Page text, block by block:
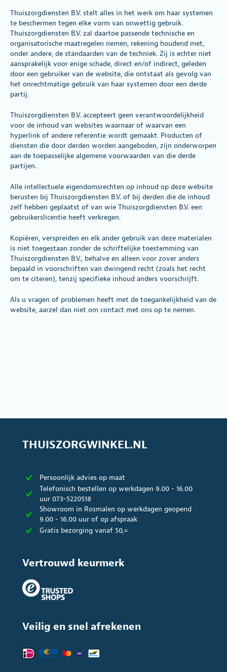
Thuiszorgdiensten B.V. stelt alles in het werk om haar systemen
te beschermen tegen elke vorm van onwettig gebruik.
Thuiszorgdiensten B.V. zal daartoe passende technische en
organisatorische maatregelen nemen, rekening houdend met,
onder andere, de standaarden van de techniek. Zij is echter niet
aansprakelijk voor enige schade, direct en/of indirect, geleden
door een gebruiker van de website, die ontstaat als gevolg van
het onrechtmatige gebruik van haar systemen door een derde
partij.
Thuiszorgdiensten B.V. accepteert geen verantwoordelijkheid
voor de inhoud van websites waarnaar of waarvan een
hyperlink of andere referentie wordt gemaakt. Producten of
diensten die door derden worden aangeboden, zijn onderworpen
aan de toepasselijke algemene voorwaarden van die derde
partijen.
Alle intellectuele eigendomsrechten op inhoud op deze website
berusten bij Thuiszorgdiensten B.V. of bij derden die de inhoud
zelf hebben geplaatst of van wie Thuiszorgdiensten B.V. een
gebruikerslicentie heeft verkregen.
Kopiëren, verspreiden en elk ander gebruik van deze materialen
is niet toegestaan zonder de schriftelijke toestemming van
Thuiszorgdiensten B.V., behalve en alleen voor zover anders
bepaald in voorschriften van dwingend recht (zoals het recht
om te citeren), tenzij specifieke inhoud anders voorschrijft.
Als u vragen of problemen heeft met de toegankelijkheid van de
website, aarzel dan niet om contact met ons op te nemen.
THUISZORGWINKEL.NL
Persoonlijk advies op maat
Telefonisch bestellen op werkdagen 9.00 - 16.00
uur 073-5220518
Showroom in Rosmalen op werkdagen geopend
9.00 - 16.00 uur of op afspraak
Gratis bezorging vanaf 50,=
Vertrouwd keurmerk
Veilig en snel afrekenen